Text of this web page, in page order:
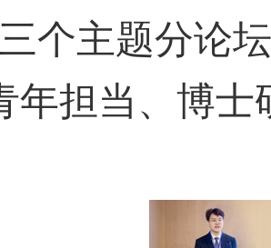
个主题分论
年担当、博